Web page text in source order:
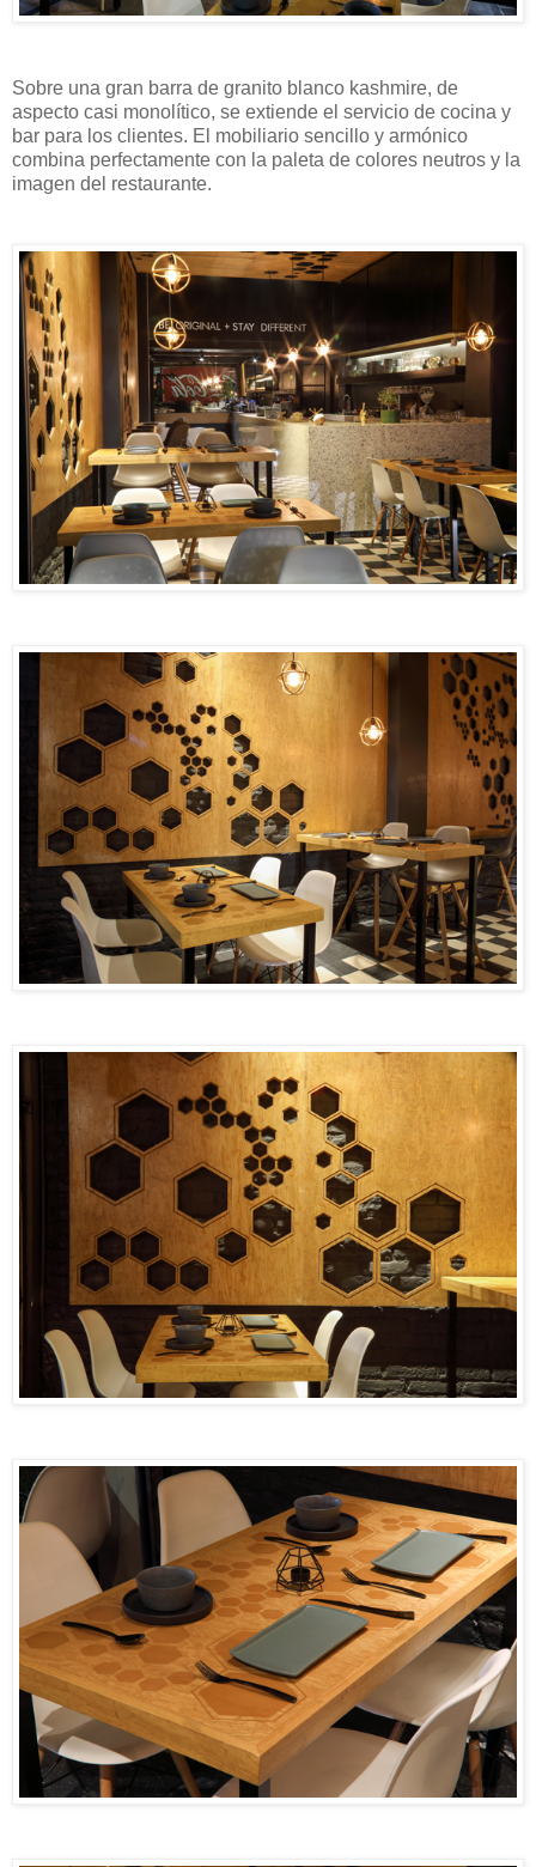
Sobre una gran barra de granito blanco kashmire, de
aspecto casi monolítico, se extiende el servicio de cocina y
bar para los clientes. El mobiliario sencillo y armónico
combina perfectamente con la paleta de colores neutros y la
imagen del restaurante.